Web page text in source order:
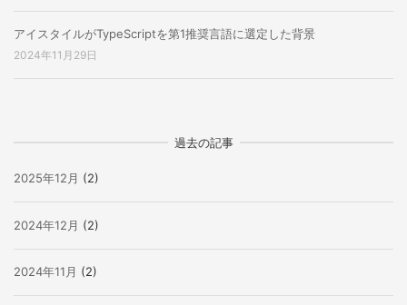
アイスタイルがTypeScriptを第1推奨言語に選定した背景
2024年11月29日
過去の記事
2025年12月 (2)
2024年12月 (2)
2024年11月 (2)